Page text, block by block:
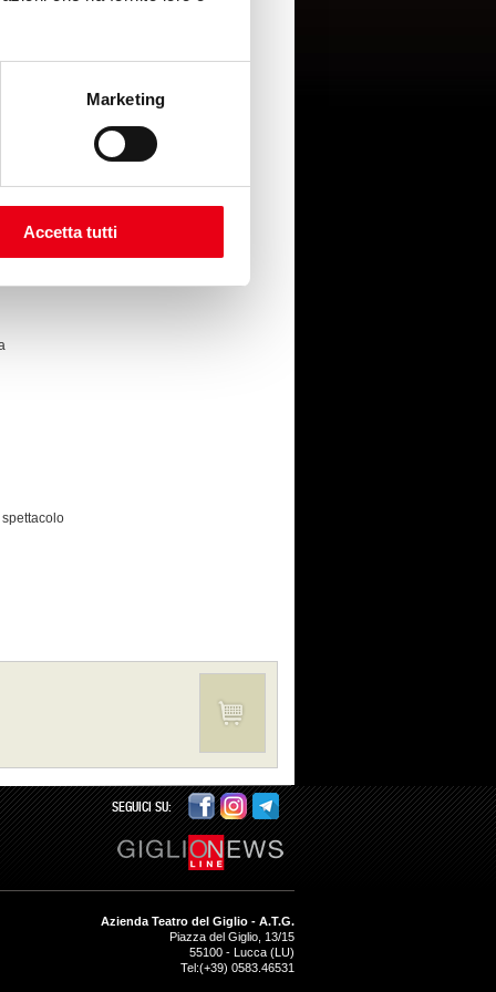
Marketing
Accetta tutti
SEGUICI SU:
Azienda Teatro del Giglio - A.T.G.
Piazza del Giglio, 13/15
55100 - Lucca (LU)
Tel:(+39) 0583.46531